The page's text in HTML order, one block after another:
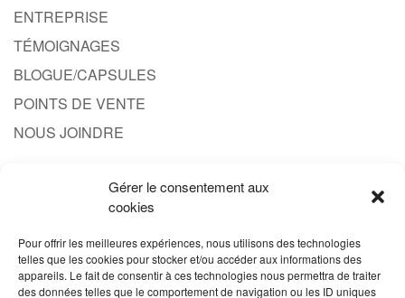
Gérer le consentement aux
cookies
Pour offrir les meilleures expériences, nous utilisons des technologies
telles que les cookies pour stocker et/ou accéder aux informations des
appareils. Le fait de consentir à ces technologies nous permettra de traiter
des données telles que le comportement de navigation ou les ID uniques
ENTREPRISE
TÉMOIGNAGES
BLOGUE/CAPSULES
POINTS DE VENTE
NOUS JOINDRE
1.844.608.3777
INFO@PRODUITPROBERT.COM